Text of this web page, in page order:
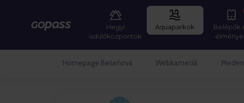
Gopass
Hegyi
üdülőközpontok
Aquaparkok
Belépők
Homepage Bešeňová Webkamerák